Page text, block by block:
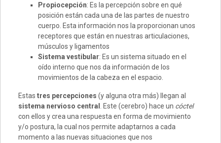
Propiocepción: Es la percepción sobre en qué
posición están cada una de las partes de nuestro
cuerpo. Esta información nos la proporcionan unos
receptores que están en nuestras articulaciones,
músculos y ligamentos
Sistema vestibular: Es un sistema situado en el
oído interno que nos da información de los
movimientos de la cabeza en el espacio.
Estas tres percepciones (y alguna otra más) llegan al
sistema nervioso central
. Este (cerebro) hace un cóctel
con ellos y crea una respuesta en forma de movimiento
y/o postura, la cual nos permite adaptarnos a cada
momento a las nuevas situaciones que nos